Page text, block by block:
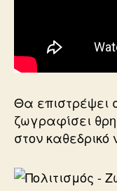
Θα επιστρέψει
ζωγραφίσει
στον